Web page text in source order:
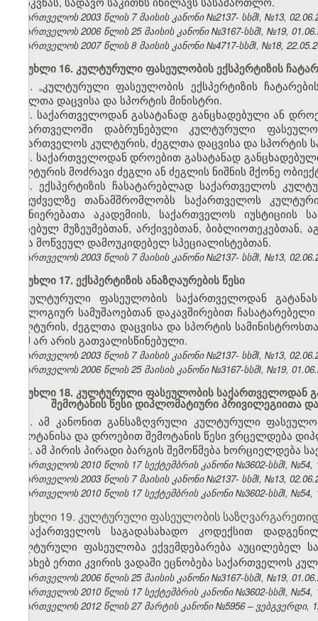
საქართველოს 2003 წლის 7 მაისის კანონი №2137- სსმI, №13,
საქართველოს 2006 წლის 25 მაისის კანონი №3167-სსმI, №19,
საქართველოს 2007 წლის 8 მაისის კანონი №4717-სსმI, №18,
მუხლი 16. კულტურული ფასეულობის ექსპერტიზის
1. „კულტურული ფასეულობის ექსპერტიზის
ძეგლთა დაცვისა და სპორტის მინისტრი.
2. საქართველოდან გასატანად განცხადებული ან
საქართველოში დაბრუნებული კულტურული
საქართველოს კულტურის, ძეგლთა დაცვისა და სპორტის
3. საქართველოდან დროებით გასატანად
კულტურის მოძრავი ძეგლი ან ძეგლის ნიშნის მქონე
4. ექსპერტიზის ჩასატარებლად საქართველოს
საფუძველზე თანამშრომლობს საქართველოს
მეცნიერებათა აკადემიის, საქართველოს
არსებულ მუზეუმებთან, არქივებთან, ბიბლიოთეკებთან,
სხვა მოწვეულ დამოუკიდებელ სპეციალისტებთან.
საქართველოს 2003 წლის 7 მაისის კანონი №2137- სსმI, №13,
მუხლი 17. ექსპერტიზის ანაზღაურების წესი
კულტურული ფასეულობის საქართველოდან
ანალოგიურ სამუშაოებთან დაკავშირებით
კულტურის, ძეგლთა დაცვისა და სპორტის
რამ არ არის გათვალისწინებული.
საქართველოს 2003 წლის 7 მაისის კანონი №2137- სსმI, №13,
საქართველოს 2006 წლის 25 მაისის კანონი №3167-სსმI, №19,
მუხლი 18. კულტურული ფასეულობის საქართველოდან
შემოტანის წესი დიპლომატიური პრივილეგიითა
1. ამ კანონით განსაზღვრული კულტურული
შემოტანისა და დროებით შემოტანის წესი ვრცელდება
2. ამ პირის პირადი ბარგის შემოწმება ხორციელდება
საქართველოს 2010 წლის 17 სექტემბრის კანონი №3602-სსმI, №54,
საქართველოს 2003 წლის 7 მაისის კანონი №2137- სსმI, №13,
საქართველოს 2010 წლის 17 სექტემბრის კანონი №3602-სსმI, №54,
მუხლი 19. კულტურული ფასეულობის
საქართველოს საგადასახადო კოდექსით
კულტურული ფასეულობა ექვემდებარება აუცილებელ სა
შესახებ ერთი კვირის ვადაში ეცნობება საქართველოს
საქართველოს 2006 წლის 25 მაისის კანონი №3167-სსმI, №19,
საქართველოს 2010 წლის 17 სექტემბრის კანონი №3602-სსმI, №54,
საქართველოს 2012 წლის 27 მარტის კანონი №5956 – ვებგვერდი,